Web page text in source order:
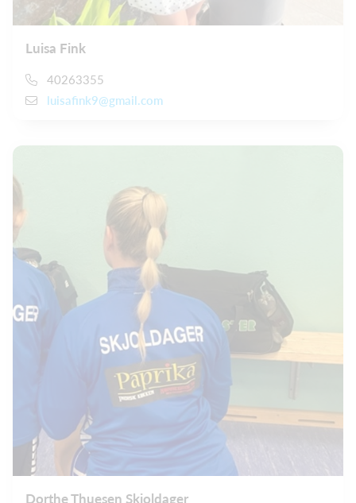
Luisa Fink
40263355
luisafink9@gmail.com
Dorthe Thuesen Skjoldager